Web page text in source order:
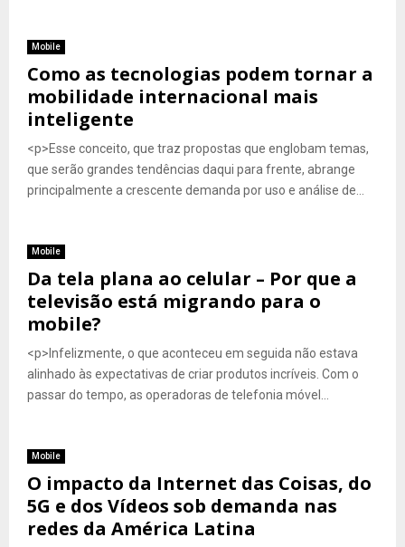
Mobile
Como as tecnologias podem tornar a
mobilidade internacional mais
inteligente
<p>Esse conceito, que traz propostas que englobam temas,
que serão grandes tendências daqui para frente, abrange
principalmente a crescente demanda por uso e análise de...
Mobile
Da tela plana ao celular – Por que a
televisão está migrando para o
mobile?
<p>Infelizmente, o que aconteceu em seguida não estava
alinhado às expectativas de criar produtos incríveis. Com o
passar do tempo, as operadoras de telefonia móvel...
Mobile
O impacto da Internet das Coisas, do
5G e dos Vídeos sob demanda nas
redes da América Latina